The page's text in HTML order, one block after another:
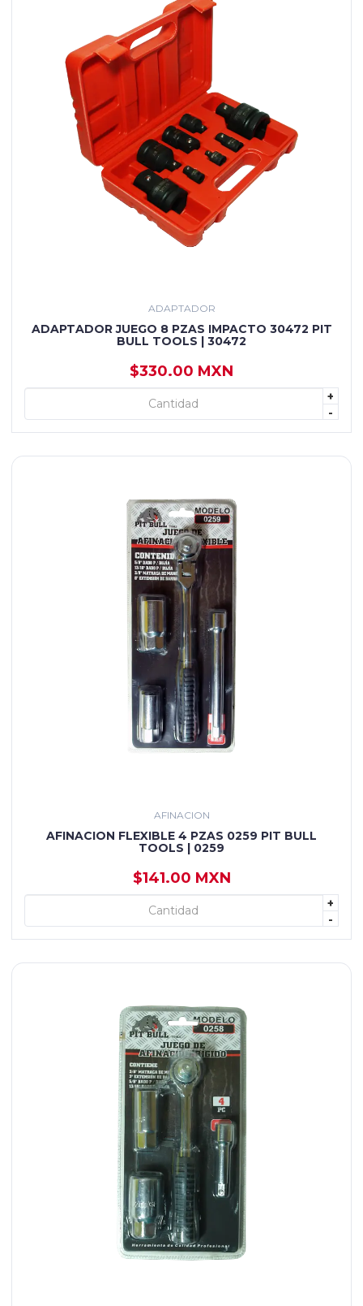
ADAPTADOR
ADAPTADOR JUEGO 8 PZAS IMPACTO 30472 PIT
BULL TOOLS | 30472
$330.00 MXN
+
-
+ AGREGAR
AFINACION
AFINACION FLEXIBLE 4 PZAS 0259 PIT BULL
TOOLS | 0259
$141.00 MXN
+
-
+ AGREGAR